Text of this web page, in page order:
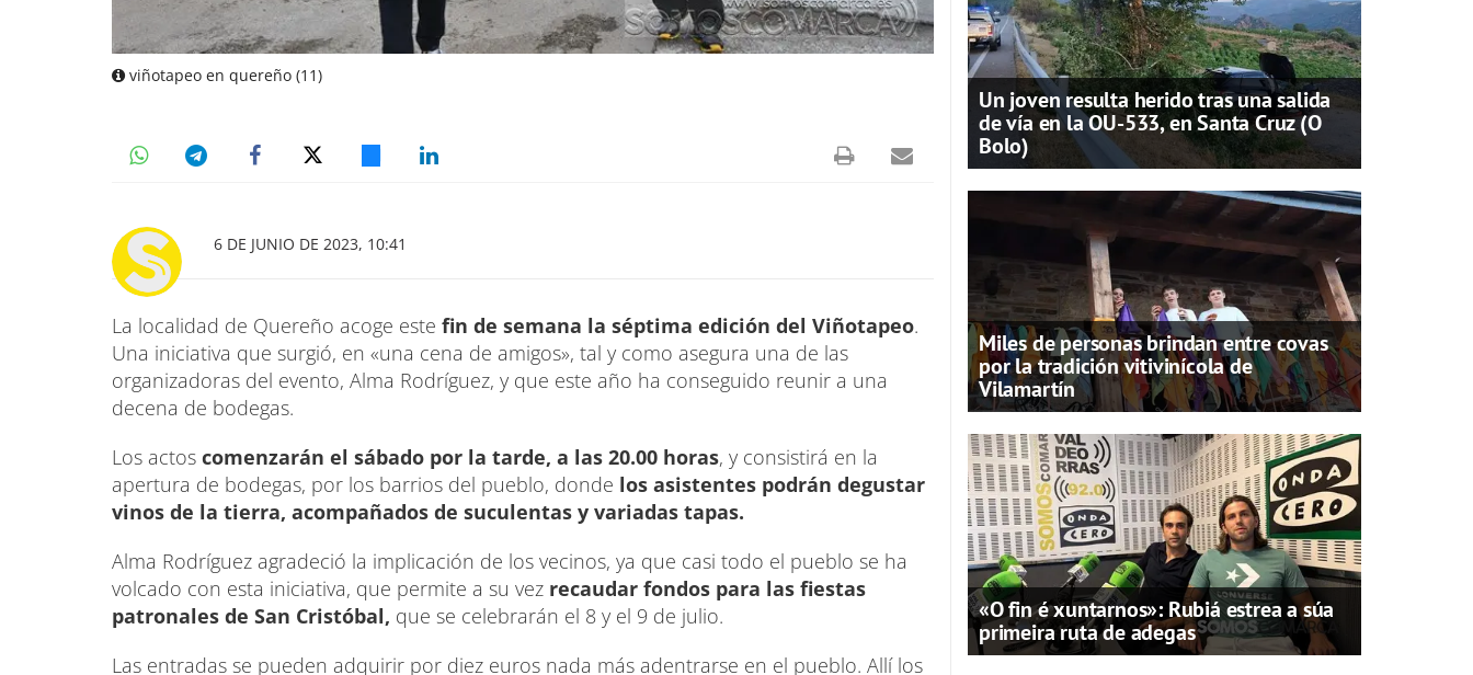
viñotapeo en quereño (11)
6 DE JUNIO DE 2023, 10:41
La localidad de Quereño acoge este fin de semana la séptima edición del Viñotapeo.
Una iniciativa que surgió, en «una cena de amigos», tal y como asegura una de las
organizadoras del evento, Alma Rodríguez, y que este año ha conseguido reunir a una
decena de bodegas.
Los actos comenzarán el sábado por la tarde, a las 20.00 horas, y consistirá en la
apertura de bodegas, por los barrios del pueblo, donde los asistentes podrán degustar
vinos de la tierra, acompañados de suculentas y variadas tapas.
Alma Rodríguez agradeció la implicación de los vecinos, ya que casi todo el pueblo se ha
volcado con esta iniciativa, que permite a su vez recaudar fondos para las fiestas
patronales de San Cristóbal, que se celebrarán el 8 y el 9 de julio.
Las entradas se pueden adquirir por diez euros nada más adentrarse en el pueblo. Allí los
Un joven resulta herido tras una salida
de vía en la OU-533, en Santa Cruz (O
Bolo)
Miles de personas brindan entre covas
por la tradición vitivinícola de
Vilamartín
«O fin é xuntarnos»: Rubiá estrea a súa
primeira ruta de adegas